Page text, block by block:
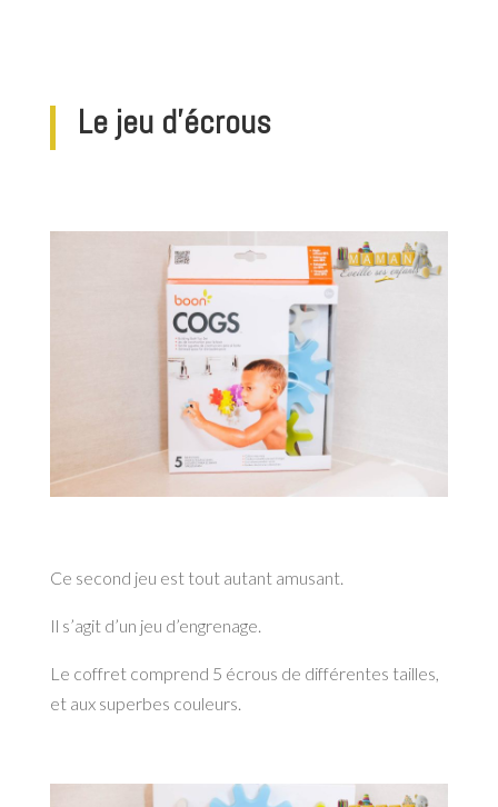
Le jeu d’écrous
Ce second jeu est tout autant amusant.
Il s’agit d’un jeu d’engrenage.
Le coffret comprend 5 écrous de différentes tailles,
et aux superbes couleurs.